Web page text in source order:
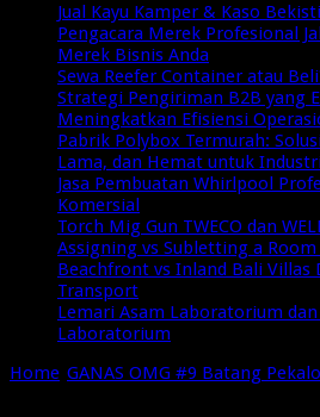
Jual Kayu Kamper & Kaso
Pengacara Merek Profesional
Merek Bisnis Anda
Sewa Reefer Container atau
Strategi Pengiriman B2B yang
Meningkatkan Efisiensi
Pabrik Polybox Termurah:
Lama, dan Hemat untuk
Jasa Pembuatan Whirlpool
Komersial
Torch Mig Gun TWECO dan
Assigning vs Subletting a
Beachfront vs Inland Bali Villas
Transport
Lemari Asam Laboratorium
Laboratorium
Home GANAS OMG #9 Batang